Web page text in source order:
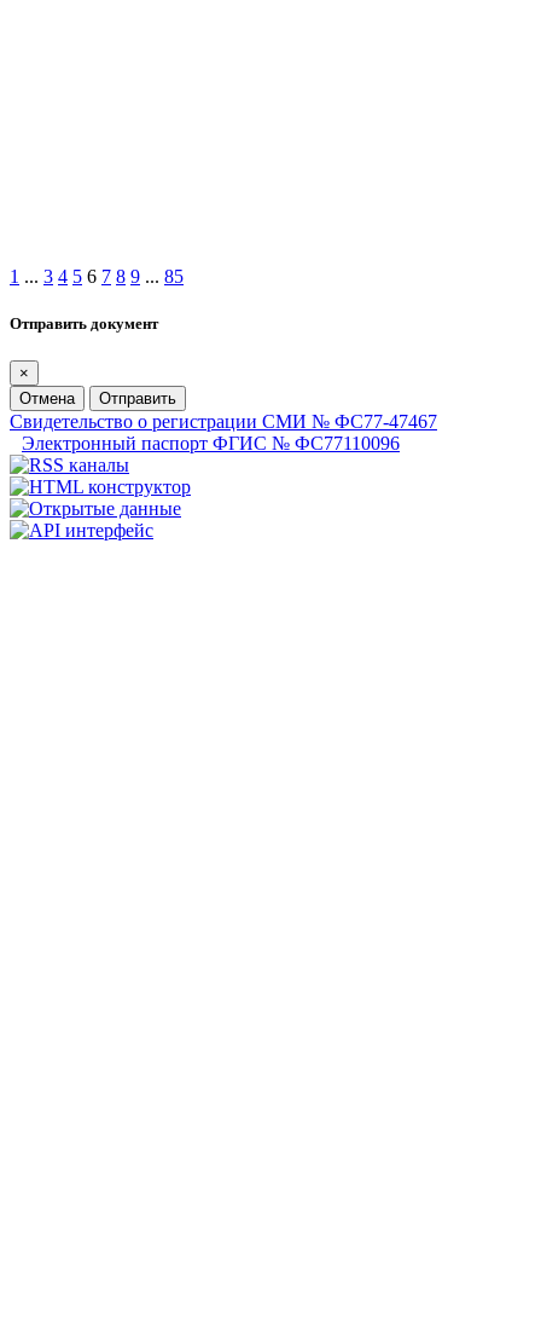
1 ... 3 4 5 6 7 8 9 ... 85
Отправить документ
×
Отмена
Отправить
Свидетельство о регистрации СМИ № ФС77-47467
Электронный паспорт ФГИС № ФС77110096